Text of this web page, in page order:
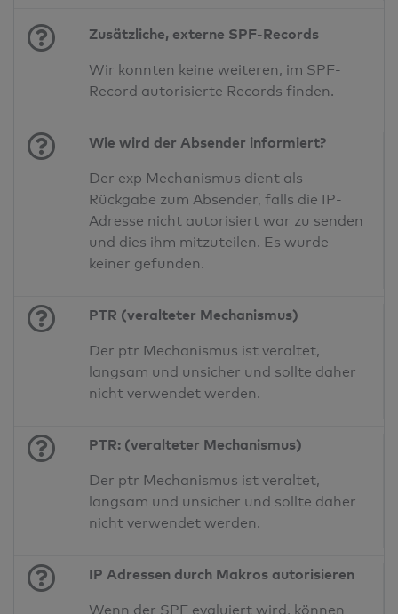
Zusätzliche, externe SPF-Records
Wir konnten keine weiteren, im SPF-
Record autorisierte Records finden.
Wie wird der Absender informiert?
Der exp Mechanismus dient als
Rückgabe zum Absender, falls die IP-
Adresse nicht autorisiert war zu senden
und dies ihm mitzuteilen. Es wurde
keiner gefunden.
PTR (veralteter Mechanismus)
Der ptr Mechanismus ist veraltet,
langsam und unsicher und sollte daher
nicht verwendet werden.
PTR: (veralteter Mechanismus)
Der ptr Mechanismus ist veraltet,
langsam und unsicher und sollte daher
nicht verwendet werden.
IP Adressen durch Makros autorisieren
Wenn der SPF evaluiert wird, können